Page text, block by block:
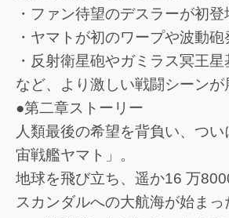
・ファン待望のデスラーが初登
・ヤマトが初のワープや波動砲
・反射衛星砲やガミラス冥王
など、より激しい戦闘シーンが
●第二章ストーリー
人類最後の希望を背負い、つ
宙戦艦ヤマト」。
地球を飛び立ち、遥か16 万
スカンダルへの大航海が始ま